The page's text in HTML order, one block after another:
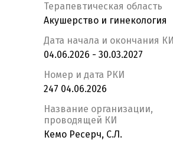
Терапевтическая область
Акушерство и гинекология
Дата начала и окончания КИ
04.06.2026 - 30.03.2027
Номер и дата РКИ
247 04.06.2026
Название организации,
проводящей КИ
Кемо Ресерч, С.Л.